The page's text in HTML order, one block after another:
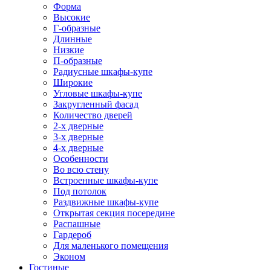
Форма
Высокие
Г-образные
Длинные
Низкие
П-образные
Радиусные шкафы-купе
Широкие
Угловые шкафы-купе
Закругленный фасад
Количество дверей
2-х дверные
3-х дверные
4-х дверные
Особенности
Во всю стену
Встроенные шкафы-купе
Под потолок
Раздвижные шкафы-купе
Открытая секция посередине
Распашные
Гардероб
Для маленького помещения
Эконом
Гостиные